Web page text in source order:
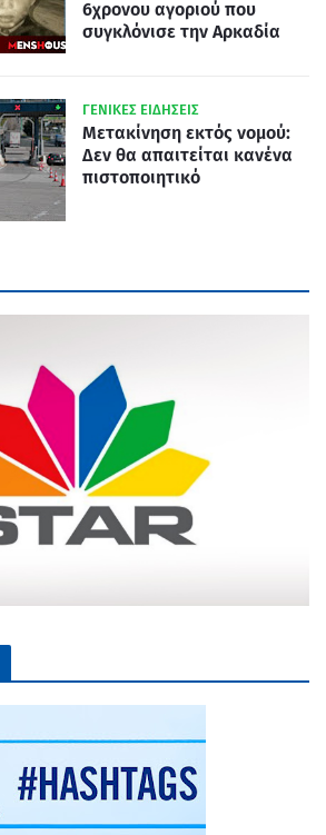
6χρονου αγοριού που
συγκλόνισε την Αρκαδία
ΓΕΝΙΚΕΣ ΕΙΔΗΣΕΙΣ
Μετακίνηση εκτός νομού:
Δεν θα απαιτείται κανένα
πιστοποιητικό